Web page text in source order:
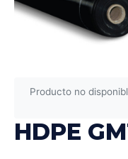
Producto no
HDPE